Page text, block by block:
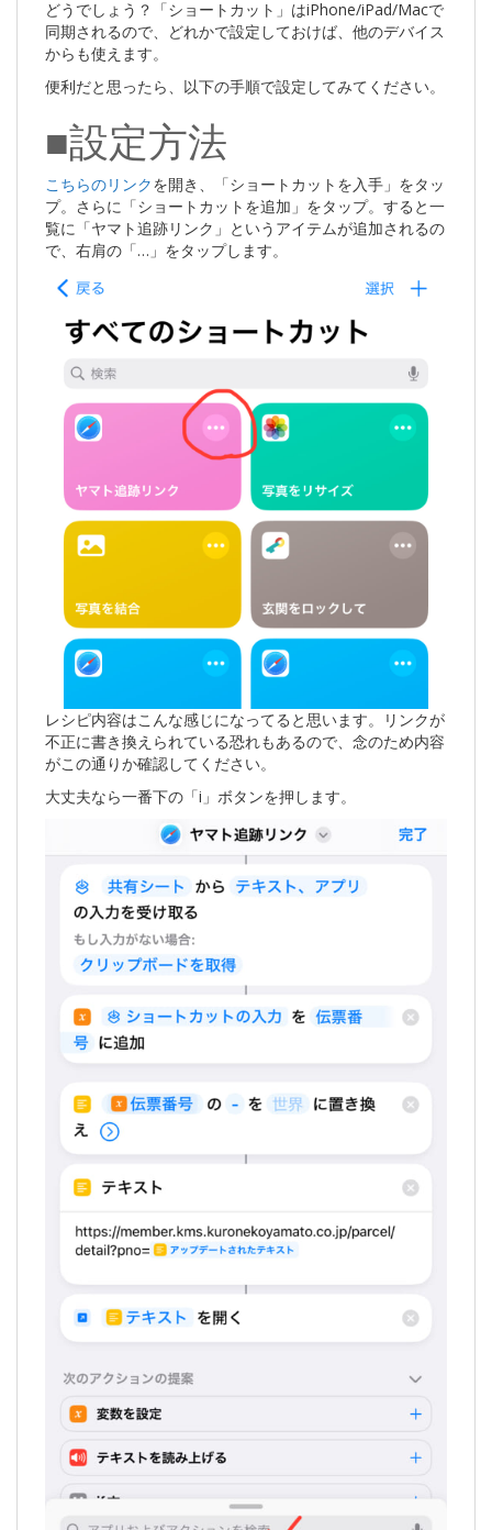
どうでしょう？「ショートカット」はiPhone/iPad/Macで
同期されるので、どれかで設定しておけば、他のデバイス
からも使えます。
便利だと思ったら、以下の手順で設定してみてください。
■設定方法
こちらのリンクを開き、「ショートカットを入手」をタッ
プ。さらに「ショートカットを追加」をタップ。すると一
覧に「ヤマト追跡リンク」というアイテムが追加されるの
で、右肩の「…」をタップします。
レシピ内容はこんな感じになってると思います。リンクが
不正に書き換えられている恐れもあるので、念のため内容
がこの通りか確認してください。
大丈夫なら一番下の「i」ボタンを押します。